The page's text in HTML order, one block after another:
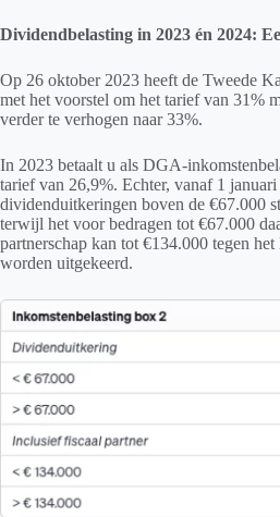
Dividendbelasting in 2023 én 2024:
Op 26 oktober 2023 heeft de Tweede
met het voorstel om het tarief van 31%
verder te verhogen naar 33%.
In 2023 betaalt u als DGA-
tarief van 26,9%. Echter, vanaf 1
dividenduitkeringen boven de €67.000
terwijl het voor bedragen tot €67.000
partnerschap kan tot €134.000 tegen
worden uitgekeerd.